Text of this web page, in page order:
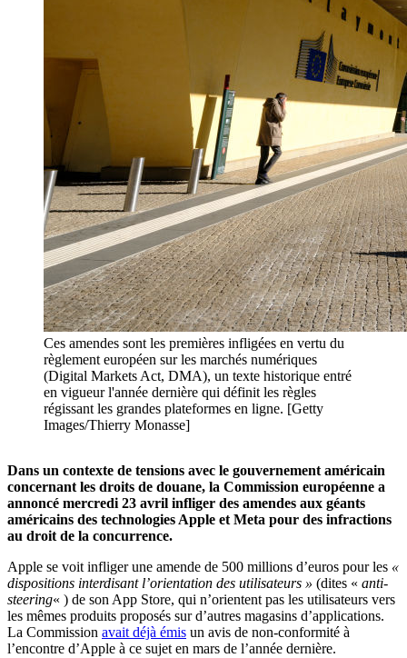
Ces amendes sont les premières infligées en vertu du
règlement européen sur les marchés numériques
(Digital Markets Act, DMA), un texte historique entré
en vigueur l'année dernière qui définit les règles
régissant les grandes plateformes en ligne. [Getty
Images/Thierry Monasse]
Dans un contexte de tensions avec le gouvernement américain
concernant les droits de douane, la Commission européenne a
annoncé mercredi 23 avril infliger des amendes aux géants
américains des technologies Apple et Meta pour des infractions
au droit de la concurrence.
Apple se voit infliger une amende de 500 millions d’euros pour les «
dispositions interdisant l’orientation des utilisateurs » (dites « anti-
steering« ) de son App Store, qui n’orientent pas les utilisateurs vers
les mêmes produits proposés sur d’autres magasins d’applications.
La Commission avait déjà émis un avis de non-conformité à
l’encontre d’Apple à ce sujet en mars de l’année dernière.